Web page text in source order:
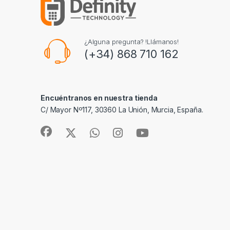
¿Alguna pregunta? !Llámanos!
(+34) 868 710 162
Encuéntranos en nuestra tienda
C/ Mayor Nº117, 30360 La Unión, Murcia, España.